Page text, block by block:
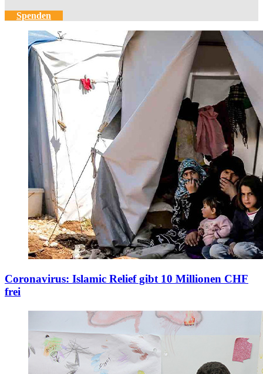
Spenden
Coronavirus: Islamic Relief gibt 10 Millionen CHF
frei